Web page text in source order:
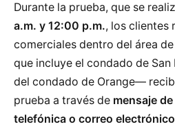
Durante la prueba, que se
a.m. y 12:00 p.m., los clientes
comerciales dentro del área
que incluye el condado de
del condado de Orange—
prueba a través de mensaje
telefónica o correo electrónico